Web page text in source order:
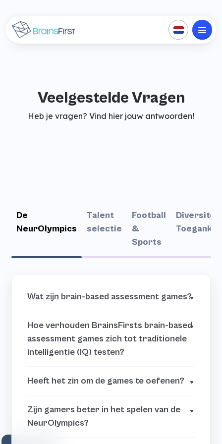
Veelgestelde Vragen
Heb je vragen? Vind hier jouw antwoorden!
De
NeurOlympics
Talent
selectie
Football
&
Sports
Wat zijn brain-based assessment games?
Hoe verhouden BrainsFirsts brain-based
assessment games zich tot traditionele
intelligentie (IQ) testen?
Heeft het zin om de games te oefenen?
Zijn gamers beter in het spelen van de
NeurOlympics?